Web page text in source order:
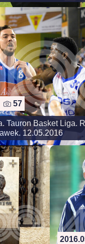
57
Tauron Basket Liga.
12.05.2016